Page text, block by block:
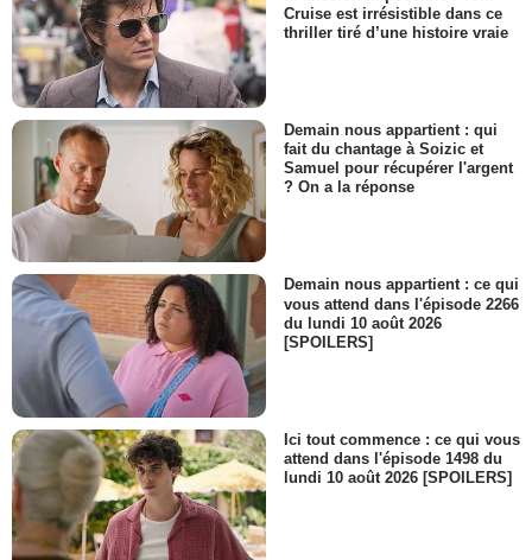
Cruise est irrésistible dans ce
thriller tiré d’une histoire vraie
Demain nous appartient : qui
fait du chantage à Soizic et
Samuel pour récupérer l'argent
? On a la réponse
Demain nous appartient : ce qui
vous attend dans l'épisode 2266
du lundi 10 août 2026
[SPOILERS]
Ici tout commence : ce qui vous
attend dans l'épisode 1498 du
lundi 10 août 2026 [SPOILERS]